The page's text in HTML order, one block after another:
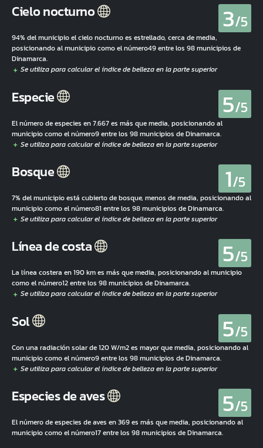
Cielo nocturno 3/5
94% del municipio el cielo nocturno es estrellado, cerca de media,
posicionando al municipio como el número49 entre los 98 municipios de
Dinamarca.
Especie 5/5
El número de especies en 7.667 es más que media, posicionando al
municipio como el número9 entre los 98 municipios de Dinamarca.
Bosque 1/5
7% del municipio está cubierto de bosque, menos de media, posicionando al
municipio como el número81 entre los 98 municipios de Dinamarca.
Línea de costa 5/5
La línea costera en 190 km es más que media, posicionando al municipio
como el número12 entre los 98 municipios de Dinamarca.
Sol 5/5
Con una radiación solar de 120 W/m2 es mayor que media, posicionando al
municipio como el número9 entre los 98 municipios de Dinamarca.
Especies de aves 5/5
El número de especies de aves en 369 es más que media, posicionando al
municipio como el número17 entre los 98 municipios de Dinamarca.